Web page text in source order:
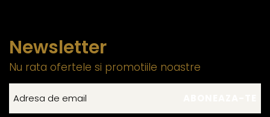
Newsletter
Nu rata ofertele si promotiile noastre